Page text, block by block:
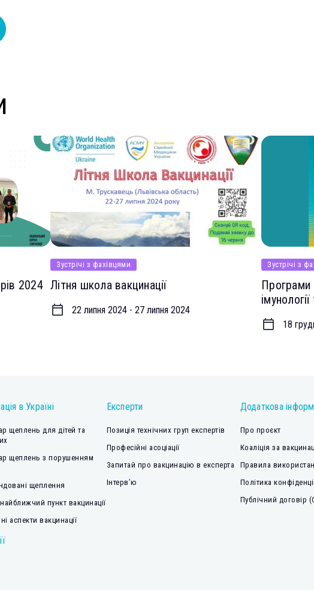
2024
Зустрічі з фахівцями
Літня школа вакцинації
22 липня 2024 - 27 липня 2024
Зустрічі з
Програми
18
в Україні
щеплень для дітей та
щеплень з порушенням
щеплення
пункт вакцинації
аспекти вакцинації
Експерти
Позиція технічних груп експертів
Професійні асоціації
Запитай про вакцинацію в експерта
Інтерв’ю
Додаткова
Про проєкт
Коаліція за
Правила
Політика
Публічний договір